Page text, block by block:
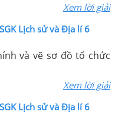
Xem lời giải
Lịch sử và Địa lí 6
và vẽ sơ đồ tổ chức
Xem lời giải
Lịch sử và Địa lí 6